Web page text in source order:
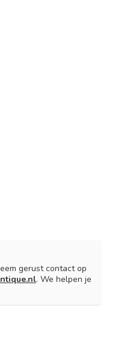
gerust contact op
. We helpen je